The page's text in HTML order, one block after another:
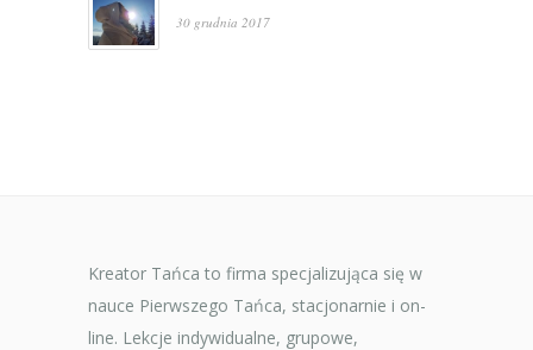
30 grudnia 2017
Kreator Tańca to firma specjalizująca się w
nauce Pierwszego Tańca, stacjonarnie i on-
line. Lekcje indywidualne, grupowe,